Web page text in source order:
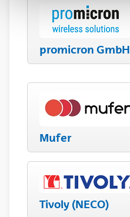
promicron GmbH
Mufer
Tivoly (NECO)